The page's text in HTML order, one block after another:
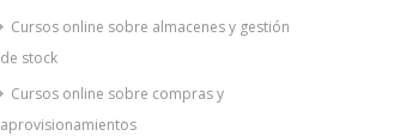
Cursos online sobre almacenes y gestión
de stock
Cursos online sobre compras y
aprovisionamientos